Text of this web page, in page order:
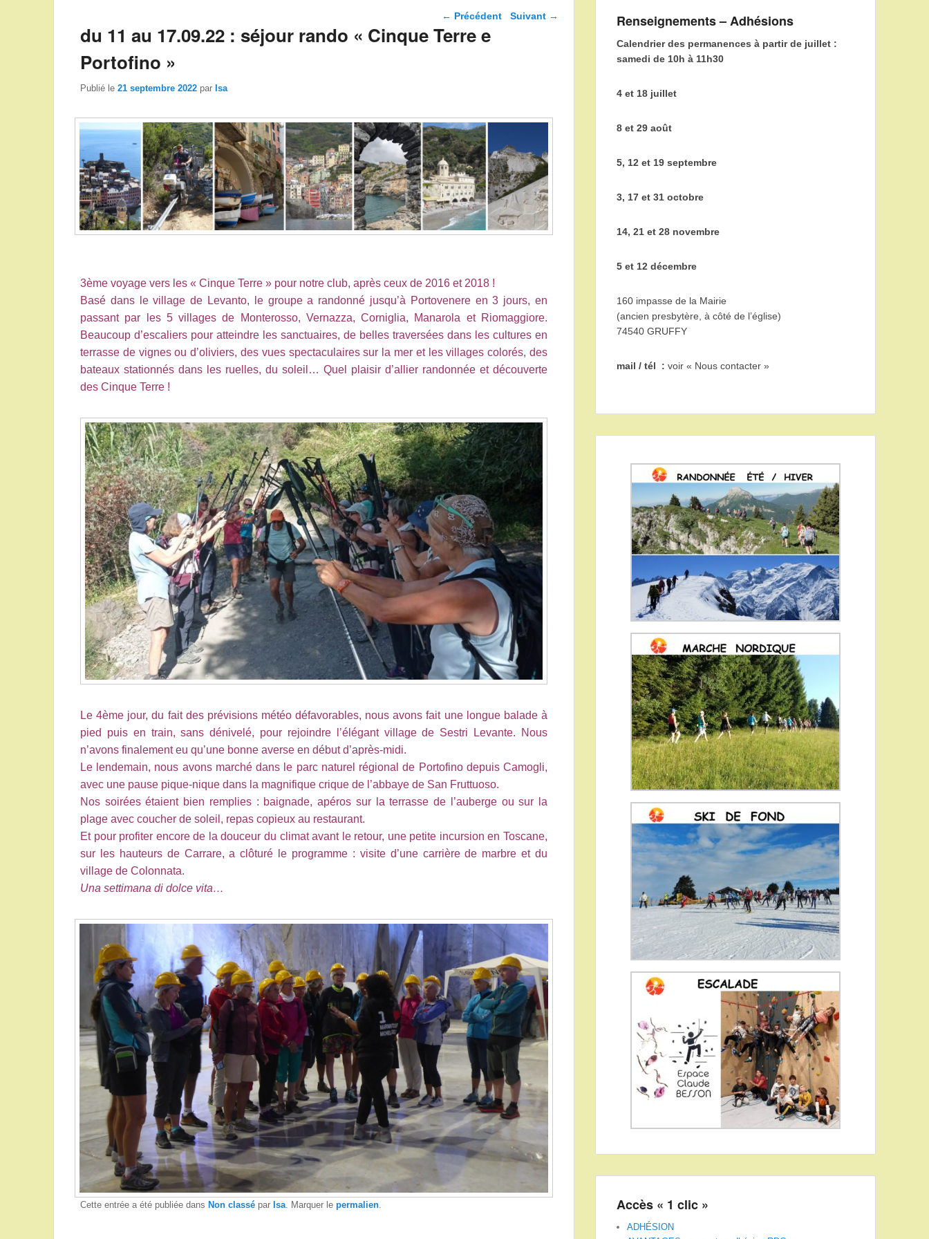
Navigation dans les
← Précédent Suivant →
du 11 au 17.09.22 : séjour rando « Cinque Terre e
Portofino »
Publié le 21 septembre 2022 par Isa
3ème voyage vers les « Cinque Terre » pour notre club, après ceux de 2016 et 2018 !
Basé dans le village de Levanto, le groupe a randonné jusqu’à Portovenere en 3 jours, en
passant par les 5 villages de Monterosso, Vernazza, Corniglia, Manarola et Riomaggiore.
Beaucoup d’escaliers pour atteindre les sanctuaires, de belles traversées dans les cultures en
terrasse de vignes ou d’oliviers, des vues spectaculaires sur la mer et les villages colorés, des
bateaux stationnés dans les ruelles, du soleil… Quel plaisir d’allier randonnée et découverte
des Cinque Terre !
Le 4ème jour, du fait des prévisions météo défavorables, nous avons fait une longue balade à
pied puis en train, sans dénivelé, pour rejoindre l’élégant village de Sestri Levante. Nous
n’avons finalement eu qu’une bonne averse en début d’après-midi.
Le lendemain, nous avons marché dans le parc naturel régional de Portofino depuis Camogli,
avec une pause pique-nique dans la magnifique crique de l’abbaye de San Fruttuoso.
Nos soirées étaient bien remplies : baignade, apéros sur la terrasse de l’auberge ou sur la
plage avec coucher de soleil, repas copieux au restaurant.
Et pour profiter encore de la douceur du climat avant le retour, une petite incursion en Toscane,
sur les hauteurs de Carrare, a clôturé le programme : visite d’une carrière de marbre et du
village de Colonnata.
Una settimana di dolce vita…
Cette entrée a été publiée dans Non classé par Isa. Marquer le permalien.
Renseignements – Adhésions
Calendrier des permanences à partir de juillet :
samedi de 10h à 11h30
4 et 18 juillet
8 et 29 août
5, 12 et 19 septembre
3, 17 et 31 octobre
14, 21 et 28 novembre
5 et 12 décembre
160 impasse de la Mairie
(ancien presbytère, à côté de l’église)
74540 GRUFFY
mail / tél : voir « Nous contacter »
Accès « 1 clic »
ADHÉSION